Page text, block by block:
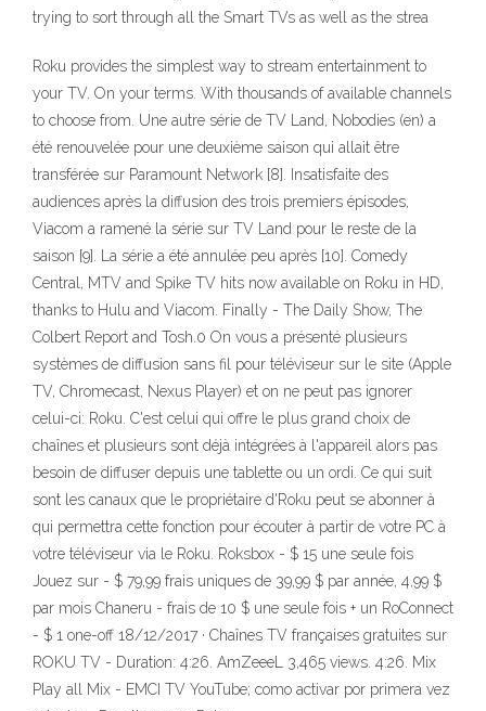
trying to sort through all the Smart TVs as well as the strea
Roku provides the simplest way to stream entertainment to
your TV. On your terms. With thousands of available channels
to choose from. Une autre série de TV Land, Nobodies (en) a
été renouvelée pour une deuxième saison qui allait être
transférée sur Paramount Network [8]. Insatisfaite des
audiences après la diffusion des trois premiers épisodes,
Viacom a ramené la série sur TV Land pour le reste de la
saison [9]. La série a été annulée peu après [10]. Comedy
Central, MTV and Spike TV hits now available on Roku in HD,
thanks to Hulu and Viacom. Finally - The Daily Show, The
Colbert Report and Tosh.0 On vous a présenté plusieurs
systèmes de diffusion sans fil pour téléviseur sur le site (Apple
TV, Chromecast, Nexus Player) et on ne peut pas ignorer
celui-ci: Roku. C'est celui qui offre le plus grand choix de
chaînes et plusieurs sont déjà intégrées à l'appareil alors pas
besoin de diffuser depuis une tablette ou un ordi. Ce qui suit
sont les canaux que le propriétaire d'Roku peut se abonner à
qui permettra cette fonction pour écouter à partir de votre PC à
votre téléviseur via le Roku. Roksbox - $ 15 une seule fois
Jouez sur - $ 79,99 frais uniques de 39,99 $ par année, 4,99 $
par mois Chaneru - frais de 10 $ une seule fois + un RoConnect
- $ 1 one-off 18/12/2017 · Chaînes TV françaises gratuites sur
ROKU TV - Duration: 4:26. AmZeeeL 3,465 views. 4:26. Mix
Play all Mix - EMCI TV YouTube; como activar por primera vez